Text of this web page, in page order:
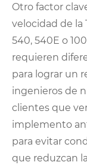
Otro factor
velocidad de la
540, 540E o
requieren
para lograr un
ingenieros de
clientes que
implemento
para evitar
que reduzcan